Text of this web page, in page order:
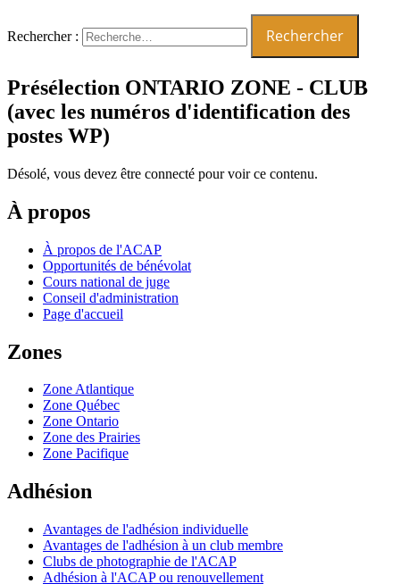
Rechercher :
Présélection ONTARIO ZONE - CLUB
(avec les numéros d'identification des
postes WP)
Désolé, vous devez être connecté pour voir ce contenu.
À propos
À propos de l'ACAP
Opportunités de bénévolat
Cours national de juge
Conseil d'administration
Page d'accueil
Zones
Zone Atlantique
Zone Québec
Zone Ontario
Zone des Prairies
Zone Pacifique
Adhésion
Avantages de l'adhésion individuelle
Avantages de l'adhésion à un club membre
Clubs de photographie de l'ACAP
Adhésion à l'ACAP ou renouvellement